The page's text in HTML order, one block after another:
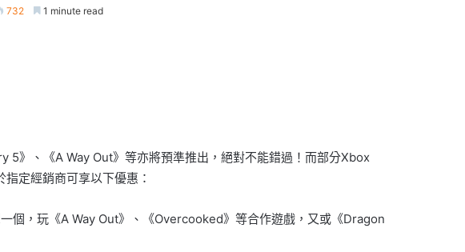
732 1 minute read
》、《A Way Out》等亦將預準推出，絕對不能錯過！而部分Xbox
定經銷商可享以下優惠：
個，玩《A Way Out》、《Overcooked》等合作遊戲，又或《Dragon